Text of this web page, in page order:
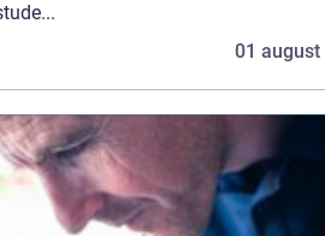
01 august